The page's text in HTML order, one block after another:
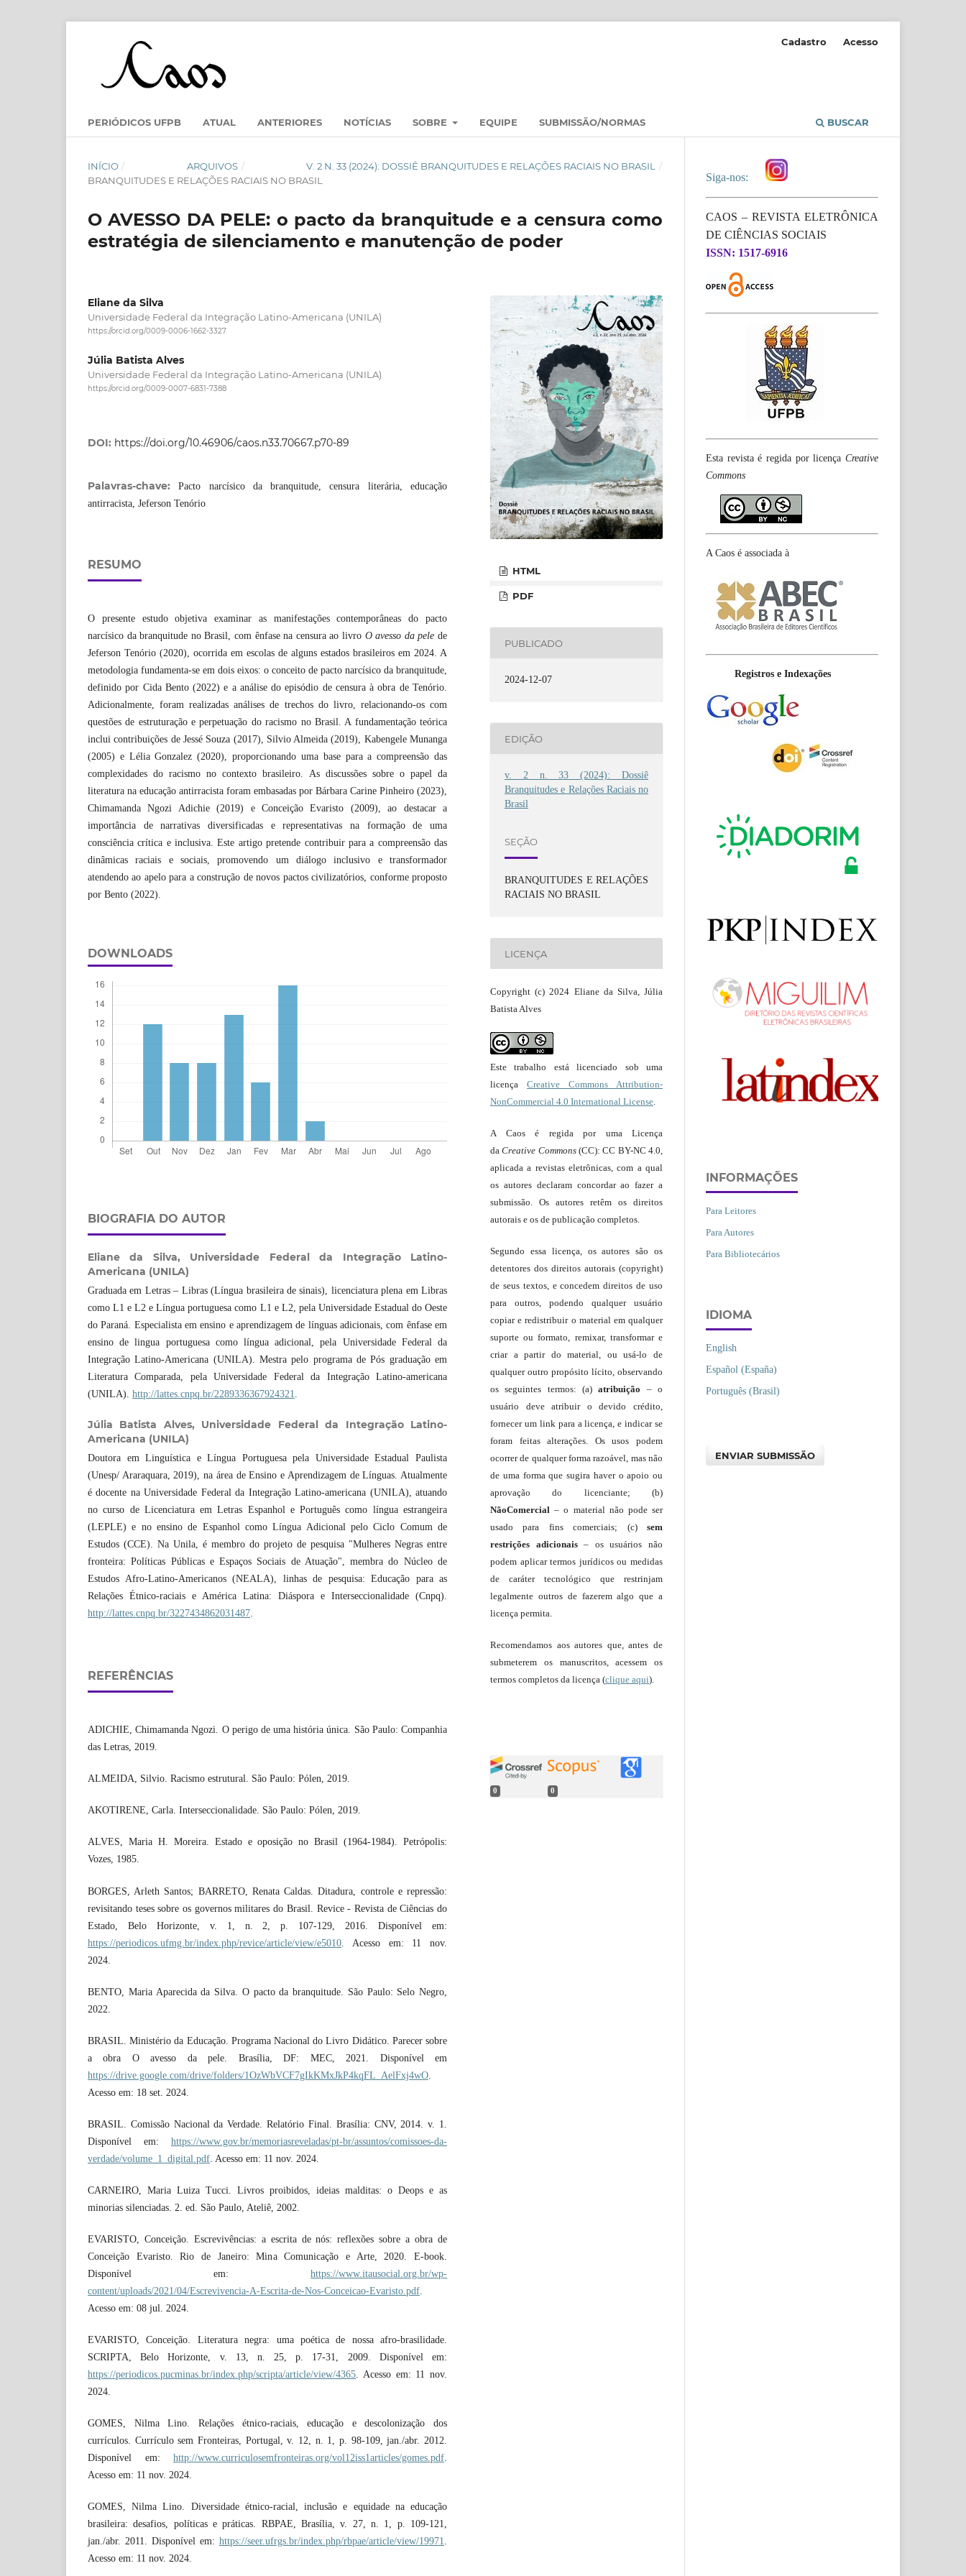
PERIÓDICOS UFPB ATUAL ANTERIORES NOTÍCIAS SOBRE EQUIPE SUBMISSÃO/NORMAS BUSCAR
Cadastro Acesso
INÍCIO / ARQUIVOS / V. 2 N. 33 (2024): DOSSIÊ BRANQUITUDES E RELAÇÕES RACIAIS NO BRASIL
/
BRANQUITUDES E RELAÇÕES RACIAIS NO BRASIL
O AVESSO DA PELE: o pacto da branquitude e a censura como
estratégia de silenciamento e manutenção de poder
Eliane da Silva
Universidade Federal da Integração Latino-Americana (UNILA)
https://orcid.org/0009-0006-1662-3327
Júlia Batista Alves
Universidade Federal da Integração Latino-Americana (UNILA)
https://orcid.org/0009-0007-6831-7388
DOI: https://doi.org/10.46906/caos.n33.70667.p70-89
Palavras-chave:Pacto narcísico da branquitude, censura literária, educação
antirracista, Jeferson Tenório
RESUMO
O presente estudo objetiva examinar as manifestações contemporâneas do pacto
narcísico da branquitude no Brasil, com ênfase na censura ao livro O avesso da pele de
Jeferson Tenório (2020), ocorrida em escolas de alguns estados brasileiros em 2024. A
metodologia fundamenta-se em dois eixos: o conceito de pacto narcísico da branquitude,
definido por Cida Bento (2022) e a análise do episódio de censura à obra de Tenório.
Adicionalmente, foram realizadas análises de trechos do livro, relacionando-os com
questões de estruturação e perpetuação do racismo no Brasil. A fundamentação teórica
inclui contribuições de Jessé Souza (2017), Silvio Almeida (2019), Kabengele Munanga
(2005) e Lélia Gonzalez (2020), proporcionando uma base para a compreensão das
complexidades do racismo no contexto brasileiro. As discussões sobre o papel da
literatura na educação antirracista foram embasadas por Bárbara Carine Pinheiro (2023),
Chimamanda Ngozi Adichie (2019) e Conceição Evaristo (2009), ao destacar a
importância de narrativas diversificadas e representativas na formação de uma
consciência crítica e inclusiva. Este artigo pretende contribuir para a compreensão das
dinâmicas raciais e sociais, promovendo um diálogo inclusivo e transformador
atendendo ao apelo para a construção de novos pactos civilizatórios, conforme proposto
por Bento (2022).
DOWNLOADS
BIOGRAFIA DO AUTOR
Eliane da Silva, Universidade Federal da Integração Latino-
Americana (UNILA)
Graduada em Letras – Libras (Língua brasileira de sinais), licenciatura plena em Libras
como L1 e L2 e Língua portuguesa como L1 e L2, pela Universidade Estadual do Oeste
do Paraná. Especialista em ensino e aprendizagem de línguas adicionais, com ênfase em
ensino de lingua portuguesa como língua adicional, pela Universidade Federal da
Integração Latino-Americana (UNILA). Mestra pelo programa de Pós graduação em
Literatura Comparada, pela Universidade Federal da Integração Latino-americana
(UNILA). http://lattes.cnpq.br/2289336367924321.
Júlia Batista Alves, Universidade Federal da Integração Latino-
Americana (UNILA)
Doutora em Linguística e Língua Portuguesa pela Universidade Estadual Paulista
(Unesp/ Araraquara, 2019), na área de Ensino e Aprendizagem de Línguas. Atualmente
é docente na Universidade Federal da Integração Latino-americana (UNILA), atuando
no curso de Licenciatura em Letras Espanhol e Português como língua estrangeira
(LEPLE) e no ensino de Espanhol como Língua Adicional pelo Ciclo Comum de
Estudos (CCE). Na Unila, é membro do projeto de pesquisa "Mulheres Negras entre
fronteira: Políticas Públicas e Espaços Sociais de Atuação", membra do Núcleo de
Estudos Afro-Latino-Americanos (NEALA), linhas de pesquisa: Educação para as
Relações Étnico-raciais e América Latina: Diáspora e Interseccionalidade (Cnpq).
http://lattes.cnpq.br/3227434862031487.
REFERÊNCIAS
ADICHIE, Chimamanda Ngozi. O perigo de uma história única. São Paulo: Companhia
das Letras, 2019.
ALMEIDA, Silvio. Racismo estrutural. São Paulo: Pólen, 2019.
AKOTIRENE, Carla. Interseccionalidade. São Paulo: Pólen, 2019.
ALVES, Maria H. Moreira. Estado e oposição no Brasil (1964-1984). Petrópolis:
Vozes, 1985.
BORGES, Arleth Santos; BARRETO, Renata Caldas. Ditadura, controle e repressão:
revisitando teses sobre os governos militares do Brasil. Revice - Revista de Ciências do
Estado, Belo Horizonte, v. 1, n. 2, p. 107-129, 2016. Disponível em:
https://periodicos.ufmg.br/index.php/revice/article/view/e5010 . Acesso em: 11 nov.
2024.
BENTO, Maria Aparecida da Silva. O pacto da branquitude. São Paulo: Selo Negro,
2022.
BRASIL. Ministério da Educação. Programa Nacional do Livro Didático. Parecer sobre
a obra O avesso da pele. Brasília, DF: MEC, 2021. Disponível em
https://drive.google.com/drive/folders/1OzWbVCF7gIkKMxJkP4kqFL_AelFxj4wO
Acesso em: 18 set. 2024.
BRASIL. Comissão Nacional da Verdade. Relatório Final. Brasília: CNV, 2014. v. 1.
Disponível em: https://www.gov.br/memoriasreveladas/pt-br/assuntos/comissoes-da-
verdade/volume_1_digital.pdf . Acesso em: 11 nov. 2024.
CARNEIRO, Maria Luiza Tucci. Livros proibidos, ideias malditas: o Deops e as
minorias silenciadas. 2. ed. São Paulo, Ateliê, 2002.
EVARISTO, Conceição. Escrevivências: a escrita de nós: reflexões sobre a obra de
Conceição Evaristo. Rio de Janeiro: Mina Comunicação e Arte, 2020. E-book.
Disponível em: https://www.itausocial.org.br/wp-
content/uploads/2021/04/Escrevivencia-A-Escrita-de-Nos-Conceicao-Evaristo.pdf
Acesso em: 08 jul. 2024.
EVARISTO, Conceição. Literatura negra: uma poética de nossa afro-brasilidade.
SCRIPTA, Belo Horizonte, v. 13, n. 25, p. 17-31, 2009. Disponível em:
https://periodicos.pucminas.br/index.php/scripta/article/view/4365 . Acesso em: 11 nov.
2024.
GOMES, Nilma Lino. Relações étnico-raciais, educação e descolonização dos
currículos. Currículo sem Fronteiras, Portugal, v. 12, n. 1, p. 98-109, jan./abr. 2012.
Disponível em: http://www.curriculosemfronteiras.org/vol12iss1articles/gomes.pdf
Acesso em: 11 nov. 2024.
GOMES, Nilma Lino. Diversidade étnico-racial, inclusão e equidade na educação
brasileira: desafios, políticas e práticas. RBPAE, Brasília, v. 27, n. 1, p. 109-121,
jan./abr. 2011. Disponível em: https://seer.ufrgs.br/index.php/rbpae/article/view/19971
Acesso em: 11 nov. 2024.
HTML
PDF
PUBLICADO
2024-12-07
EDIÇÃO
v. 2 n. 33 (2024): Dossiê
Branquitudes e Relações Raciais no
Brasil
SEÇÃO
BRANQUITUDES E RELAÇÕES
RACIAIS NO BRASIL
LICENÇA
Copyright (c) 2024 Eliane da Silva, Júlia
Batista Alves
Este trabalho está licenciado sob uma
licença Creative Commons Attribution-
NonCommercial 4.0 International License.
A Caos é regida por uma Licença
daCreative Commons(CC): CC BY-NC 4.0,
aplicada a revistas eletrônicas, com a qual
os autores declaram concordar ao fazer a
submissão. Os autores retêm os direitos
autorais e os de publicação completos.
Segundo essa licença, os autores são os
detentores dos direitos autorais (copyright)
de seus textos, e concedem direitos de uso
para outros, podendo qualquer usuário
copiar e redistribuir o material em qualquer
suporte ou formato, remixar, transformar e
criar a partir do material, ou usá-lo de
qualquer outro propósito lícito, observando
os seguintes termos: (a)atribuição – o
usuário deve atribuir o devido crédito,
fornecer um link para a licença, e indicar se
foram feitas alterações. Os usos podem
ocorrer de qualquer forma razoável, mas não
de uma forma que sugira haver o apoio ou
aprovação do licenciante; (b)
NãoComercial – o material não pode ser
usado para fins comerciais; (c) sem
restrições adicionais– os usuários não
podem aplicar termos jurídicos ou medidas
de caráter tecnológico que restrinjam
legalmente outros de fazerem algo que a
licença permita.
Recomendamos aos autores que, antes de
submeterem os manuscritos, acessem os
termos completos da licença (clique aqui).
0 0
Siga-nos:
CAOS – REVISTA ELETRÔNICA
DE CIÊNCIAS SOCIAIS
ISSN: 1517-6916
Esta revista é regida por licença Creative
Commons
A Caos é associada à
Registros e Indexações
INFORMAÇÕES
Para Leitores
Para Autores
Para Bibliotecários
IDIOMA
English
Español (España)
Português (Brasil)
ENVIAR SUBMISSÃO